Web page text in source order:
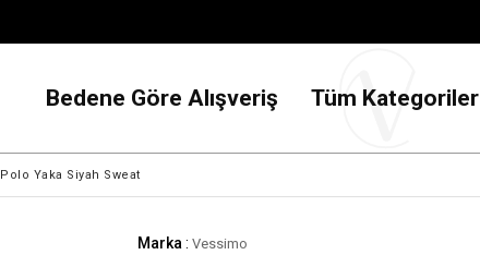
Bedene Göre Alışveriş Tüm Kategoriler
Polo Yaka Siyah Sweat
Marka : Vessimo